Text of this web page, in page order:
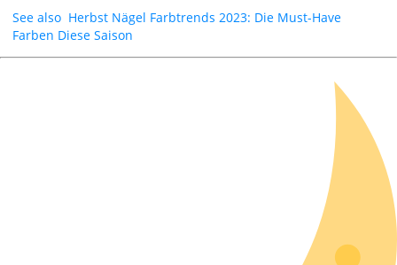
See also Herbst Nägel Farbtrends 2023: Die Must-Have
Farben Diese Saison